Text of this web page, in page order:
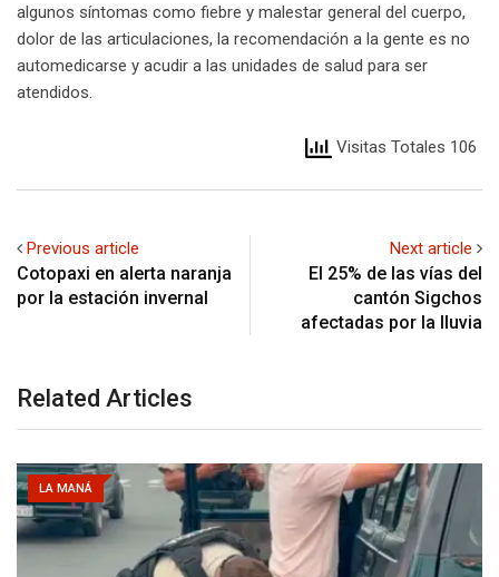
algunos síntomas como fiebre y malestar general del cuerpo,
dolor de las articulaciones, la recomendación a la gente es no
automedicarse y acudir a las unidades de salud para ser
atendidos.
Visitas Totales 106
Previous article
Cotopaxi en alerta naranja
por la estación invernal
Next article
El 25% de las vías del
cantón Sigchos
afectadas por la lluvia
Related Articles
LA MANÁ